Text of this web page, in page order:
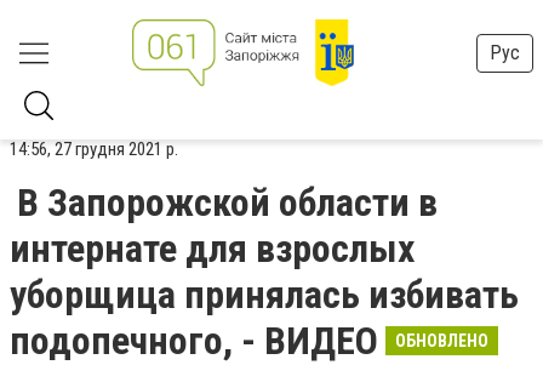
Рус
14:56, 27 грудня 2021 р.
В Запорожской области в
интернате для взрослых
уборщица принялась избивать
подопечного, - ВИДЕО
ОБНОВЛЕНО